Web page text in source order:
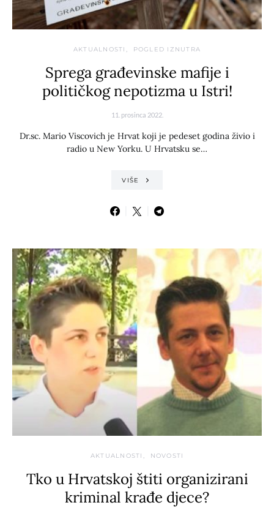
AKTUALNOSTI POGLED IZNUTRA
Sprega građevinske mafije i
političkog nepotizma u Istri!
11. prosinca 2022.
Dr.sc. Mario Viscovich je Hrvat koji je pedeset godina živio i
radio u New Yorku. U Hrvatsku se…
VIŠE
AKTUALNOSTI NOVOSTI
Tko u Hrvatskoj štiti organizirani
kriminal krađe djece?